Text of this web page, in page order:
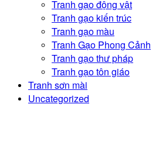
Tranh gạo động vật
Tranh gạo kiến trúc
Tranh gạo màu
Tranh Gạo Phong Cảnh
Tranh gạo thư pháp
Tranh gạo tôn giáo
Tranh sơn mài
Uncategorized